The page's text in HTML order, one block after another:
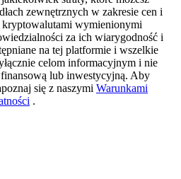
Carnival
USDT Bonus
10% APR
zewnętrznych w zakresie cen i
wymienionymi
za ich wiarygodność i
na tej platformie i wszelkie
celom informacyjnym i nie
lub inwestycyjną. Aby
się z naszymi Warunkami
.